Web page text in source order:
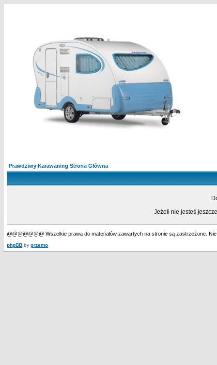
Prawdziwy Karawaning Strona Główna
Jeżeli nie jesteś
@@@@@@@ Wszelkie prawa do materiałów zawartych na stronie są zastrzeżone.
phpBB by przemo